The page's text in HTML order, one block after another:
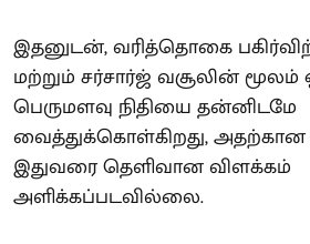
இதனுடன், வரித்தொகை
மற்றும் சர்சார்ஜ் வசூலின் மூலம்
பெருமளவு நிதியை தன்னிடமே
வைத்துக்கொள்கிறது, அதற்கான
இதுவரை தெளிவான விளக்கம்
அளிக்கப்படவில்லை.